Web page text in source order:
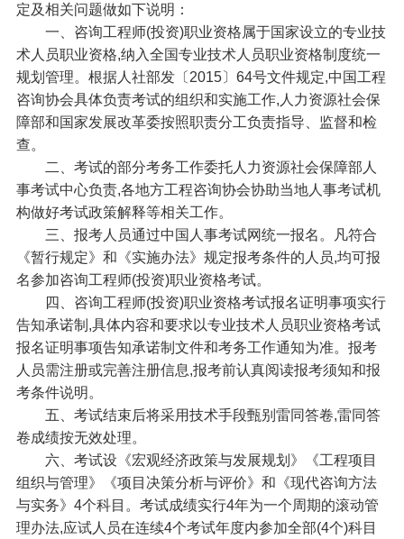
定及相关问题做如下说明：
一、咨询工程师(投资)职业资格属于国家设立的专业技
术人员职业资格,纳入全国专业技术人员职业资格制度统一
规划管理。根据人社部发〔2015〕64号文件规定,中国工程
咨询协会具体负责考试的组织和实施工作,人力资源社会保
障部和国家发展改革委按照职责分工负责指导、监督和检
查。
二、考试的部分考务工作委托人力资源社会保障部人
事考试中心负责,各地方工程咨询协会协助当地人事考试机
构做好考试政策解释等相关工作。
三、报考人员通过中国人事考试网统一报名。凡符合
《暂行规定》和《实施办法》规定报考条件的人员,均可报
名参加咨询工程师(投资)职业资格考试。
四、咨询工程师(投资)职业资格考试报名证明事项实行
告知承诺制,具体内容和要求以专业技术人员职业资格考试
报名证明事项告知承诺制文件和考务工作通知为准。报考
人员需注册或完善注册信息,报考前认真阅读报考须知和报
考条件说明。
五、考试结束后将采用技术手段甄别雷同答卷,雷同答
卷成绩按无效处理。
六、考试设《宏观经济政策与发展规划》《工程项目
组织与管理》《项目决策分析与评价》和《现代咨询方法
与实务》4个科目。考试成绩实行4年为一个周期的滚动管
理办法,应试人员在连续4个考试年度内参加全部(4个)科目